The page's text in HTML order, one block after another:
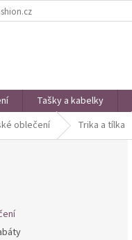
Tašky a kabelky
oblečení Trika a tílka